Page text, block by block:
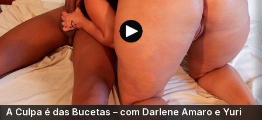
A Culpa é das Bucetas – com Darlene Amaro e Yuri